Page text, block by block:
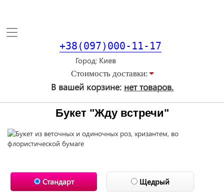
Toggle
+38(097)000-11-17
Город
Стоимость доставки:
В вашей корзине: нет товаров.
Букет "Жду встречи"
Стандарт Щедрый